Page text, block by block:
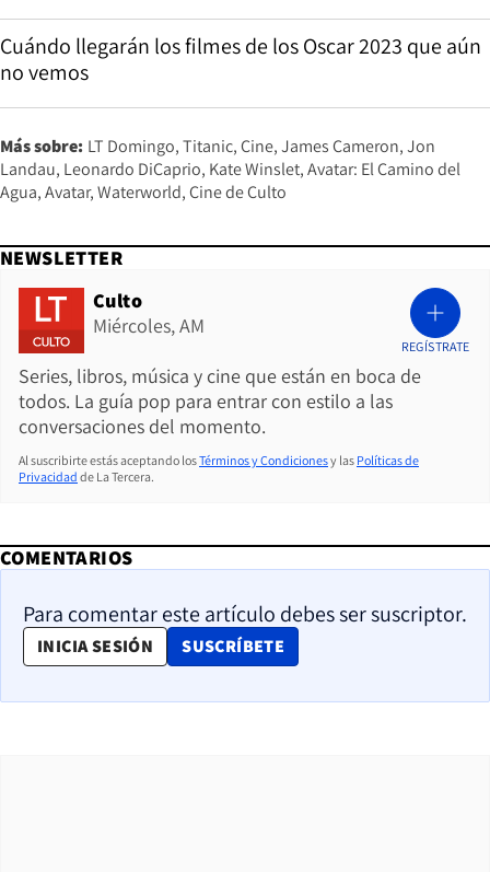
Cuándo llegarán los filmes de los Oscar 2023 que aún
no vemos
Más sobre: LT Domingo Titanic Cine James Cameron Jon
Landau Leonardo DiCaprio Kate Winslet Avatar: El Camino del
Agua Avatar Waterworld Cine de Culto
NEWSLETTER
Culto
Miércoles, AM
Series, libros, música y cine que están en boca de
todos. La guía pop para entrar con estilo a las
conversaciones del momento.
REGÍSTRATE
Al suscribirte estás aceptando losTérminos y Condicionesy las Políticas de
Privacidad de La Tercera.
COMENTARIOS
Para comentar este artículo debes ser suscriptor.
INICIA SESIÓN SUSCRÍBETE
OPENS IN NEW WINDOW